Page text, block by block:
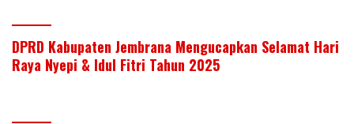
DPRD Kabupaten Jembrana Mengucapkan Selamat Hari
Raya Nyepi & Idul Fitri Tahun 2025